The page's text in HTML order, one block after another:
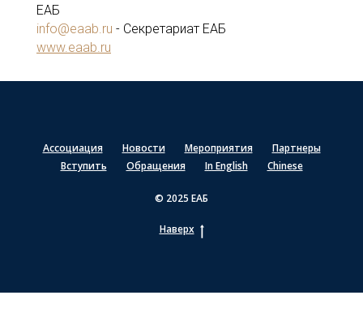
ЕАБ
info@eaab.ru - Секретариат ЕАБ
www.eaab.ru
Ассоциация Новости Мероприятия
Партнеры
Вступить
Обращения In English Chinese
© 2025 ЕАБ
Наверх